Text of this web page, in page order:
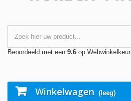
Beoordeeld met een 9.6 op Webwinkelkeur
Winkelwagen (leeg)